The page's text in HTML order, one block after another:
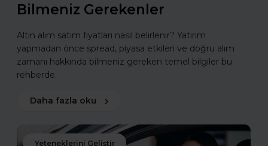
Bilmeniz Gerekenler
Altın alım satım fiyatları nasıl belirlenir? Yatırım
yapmadan önce spread, piyasa etkileri ve doğru alım
zamanı hakkında bilmeniz gereken temel bilgiler bu
rehberde.
Daha fazla oku
Yeteneklerini Geliştir